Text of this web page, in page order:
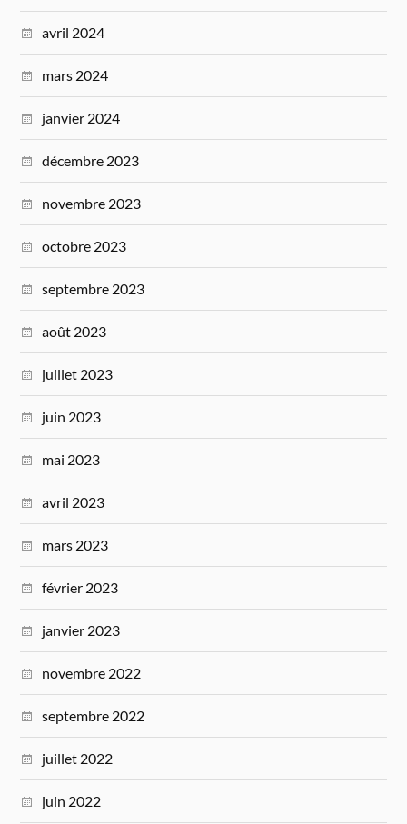
avril 2024
mars 2024
janvier 2024
décembre 2023
novembre 2023
octobre 2023
septembre 2023
août 2023
juillet 2023
juin 2023
mai 2023
avril 2023
mars 2023
février 2023
janvier 2023
novembre 2022
septembre 2022
juillet 2022
juin 2022